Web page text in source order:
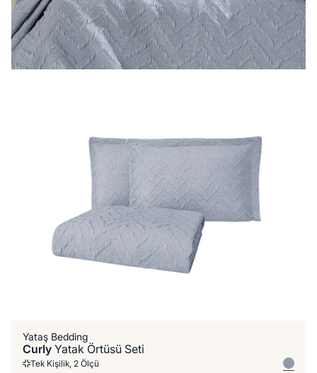
Yataş Bedding
Curly Yatak Örtüsü Seti
Tek Kişilik, 2 Ölçü